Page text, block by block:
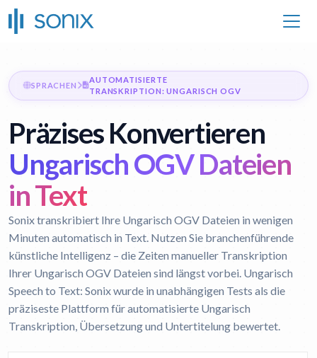
SPRACHEN
AUTOMATISIERTE
TRANSKRIPTION: UNGARISCH OGV
Präzises Konvertieren
Ungarisch OGV Dateien
in Text
Sonix transkribiert Ihre Ungarisch OGV Dateien in wenigen
Minuten automatisch in Text. Nutzen Sie branchenführende
künstliche Intelligenz – die Zeiten manueller Transkription
Ihrer Ungarisch OGV Dateien sind längst vorbei. Ungarisch
Speech to Text: Sonix wurde in unabhängigen Tests als die
präziseste Plattform für automatisierte Ungarisch
Transkription, Übersetzung und Untertitelung bewertet.